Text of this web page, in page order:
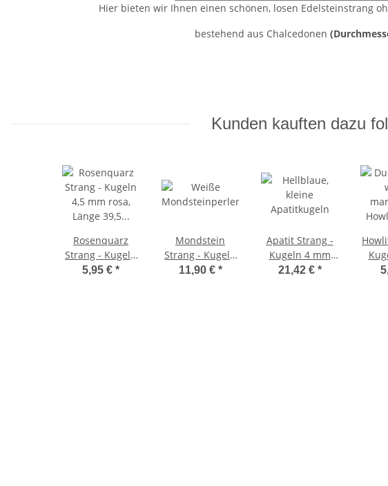
Hier bieten wir Ihnen einen schönen, losen Edelsteinstrang
bestehend aus Chalcedonen
Kunden kauften dazu
Rosenquarz
Strang - Kugeln
4,5 mm rosa,
5,95 € *
Mondstein
Strang - Kugeln
5 mm weiß,
11,90 € *
Apatit Strang -
Kugeln 4 mm
hellblau, Länge
21,42 € *